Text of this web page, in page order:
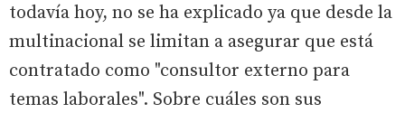
todavía hoy, no se ha explicado ya que desde la
multinacional se limitan a asegurar que está
contratado como "consultor externo para
temas laborales". Sobre cuáles son sus